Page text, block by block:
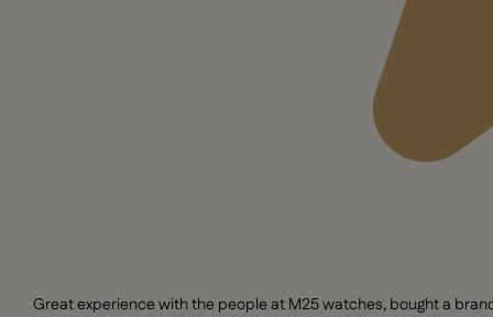
Great experience with the people at M25 watches, bought a